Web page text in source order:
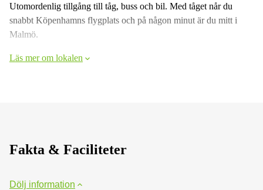
Utomordenlig tillgång till tåg, buss och bil. Med tåget når du
snabbt Köpenhamns flygplats och på någon minut är du mitt i
Malmö.
Läs mer om lokalen
Fakta & Faciliteter
Dölj information